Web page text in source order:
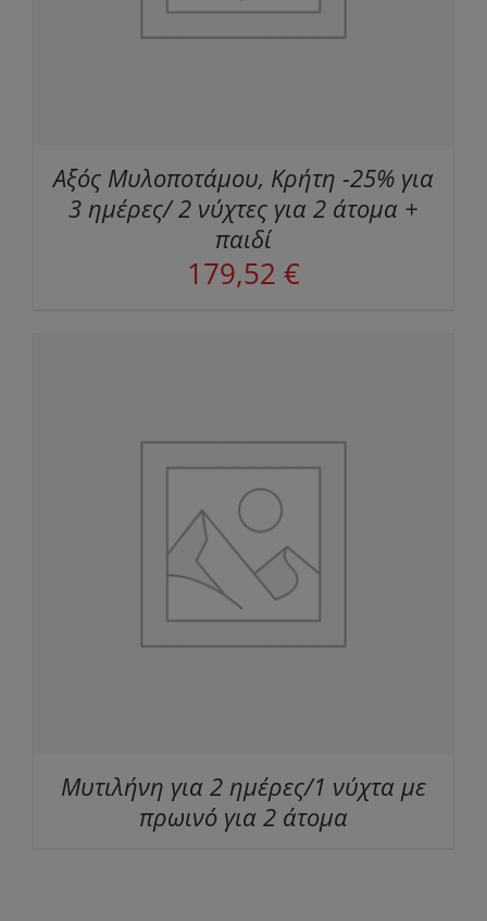
Αξός Μυλοποτάμου, Κρήτη -25% για
3 ημέρες/ 2 νύχτες για 2 άτομα +
παιδί
179,52 €
Μυτιλήνη για 2 ημέρες/1 νύχτα με
πρωινό για 2 άτομα